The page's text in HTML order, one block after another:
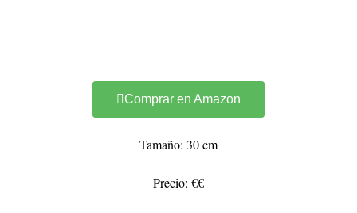
Comprar en Amazon
Tamaño: 30 cm
Precio: €€